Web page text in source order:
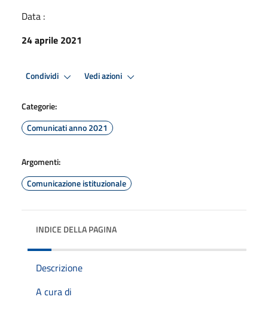
Data :
24 aprile 2021
Condividi Vedi azioni
Categorie:
Comunicati anno 2021
Argomenti:
Comunicazione istituzionale
INDICE DELLA PAGINA
Descrizione
A cura di